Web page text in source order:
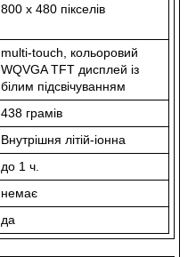
800 x 480 пікселів
multi-touch, кольоровий
WQVGA TFT дисплей із
білим підсвічуванням
438 грамів
Внутрішня літій-іонна
до 1 ч.
немає
да